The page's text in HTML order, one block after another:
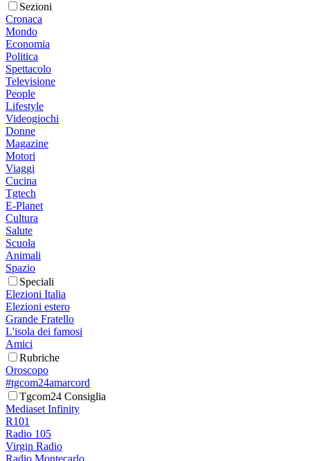
Sezioni
Cronaca
Mondo
Economia
Politica
Spettacolo
Televisione
People
Lifestyle
Videogiochi
Donne
Magazine
Motori
Viaggi
Cucina
Tgtech
E-Planet
Cultura
Salute
Scuola
Animali
Spazio
Speciali
Elezioni Italia
Elezioni estero
Grande Fratello
L'isola dei famosi
Amici
Rubriche
Oroscopo
#tgcom24amarcord
Tgcom24 Consiglia
Mediaset Infinity
R101
Radio 105
Virgin Radio
Radio Montecarlo